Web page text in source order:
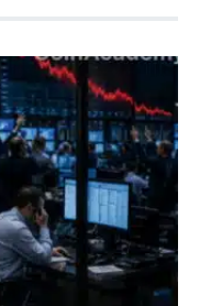
minimaliste